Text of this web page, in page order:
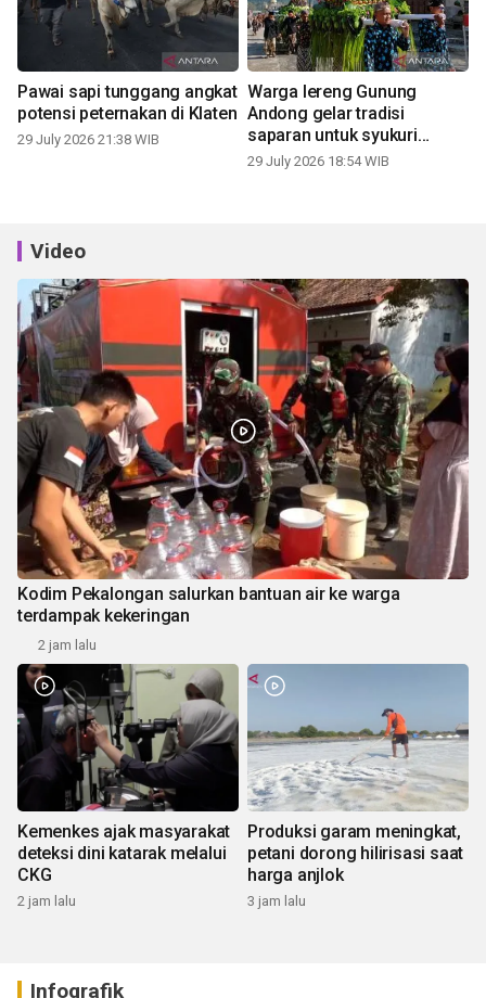
Pawai sapi tunggang angkat
potensi peternakan di Klaten
29 July 2026 21:38 WIB
Warga lereng Gunung
Andong gelar tradisi
saparan untuk syukuri
panen
29 July 2026 18:54 WIB
Video
Kodim Pekalongan salurkan bantuan air ke warga
terdampak kekeringan
2 jam lalu
Kemenkes ajak masyarakat
deteksi dini katarak melalui
CKG
2 jam lalu
Produksi garam meningkat,
petani dorong hilirisasi saat
harga anjlok
3 jam lalu
Infografik